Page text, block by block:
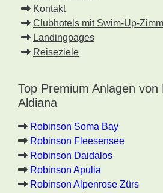
Kontakt
Clubhotels mit Swim-Up-
Landingpages
Reiseziele
Top Premium Anlagen von
Aldiana
Robinson Soma Bay
Robinson Fleesensee
Robinson Daidalos
Robinson Apulia
Robinson Alpenrose Zürs